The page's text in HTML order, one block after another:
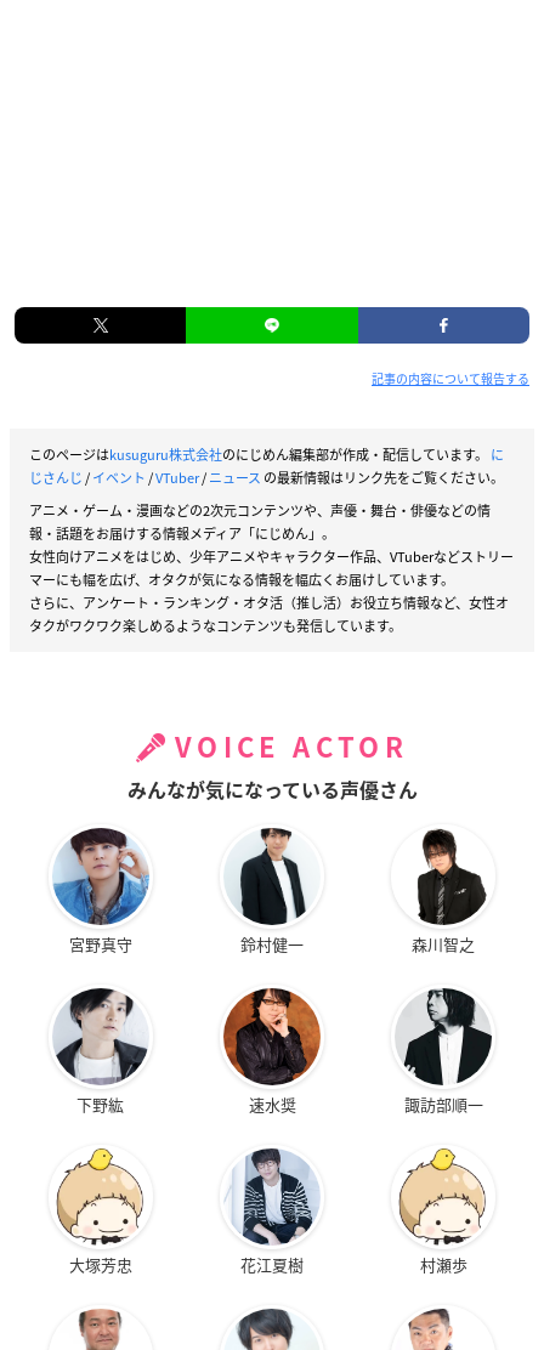
記事の内容について報告する
このページはkusuguru株式会社のにじめん編集部が作成・配信しています。 に
じさんじ/イベント /VTuber/ニュース の最新情報はリンク先をご覧ください。
アニメ・ゲーム・漫画などの2次元コンテンツや、声優・舞台・俳優などの情
報・話題をお届けする情報メディア「にじめん」。
女性向けアニメをはじめ、少年アニメやキャラクター作品、VTuberなどストリー
マーにも幅を広げ、オタクが気になる情報を幅広くお届けしています。
さらに、アンケート・ランキング・オタ活（推し活）お役立ち情報など、女性オ
タクがワクワク楽しめるようなコンテンツも発信しています。
VOICE ACTOR
みんなが気になっている声優さん
宮野真守 鈴村健一 森川智之
下野紘 速水奨 諏訪部順一
大塚芳忠 花江夏樹 村瀬歩